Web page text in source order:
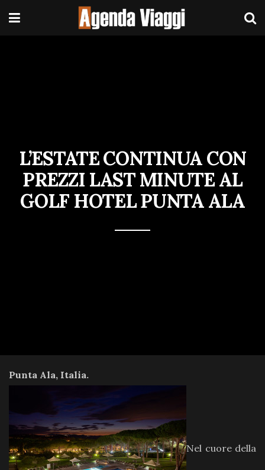
L’ESTATE CONTINUA CON
PREZZI LAST MINUTE AL
GOLF HOTEL PUNTA ALA
Punta Ala, Italia.
Nel cuore della